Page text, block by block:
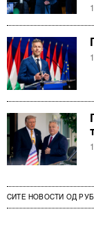
СИТЕ НОВОСТИ ОД